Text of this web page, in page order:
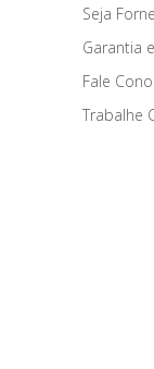
Seja
Garantia
Fale
Trabalhe